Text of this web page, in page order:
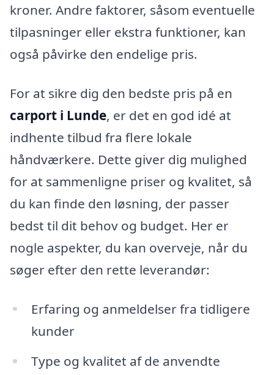
kroner. Andre faktorer, såsom eventuelle
tilpasninger eller ekstra funktioner, kan
også påvirke den endelige pris.
For at sikre dig den bedste pris på en
carport i Lunde, er det en god idé at
indhente tilbud fra flere lokale
håndværkere. Dette giver dig mulighed
for at sammenligne priser og kvalitet, så
du kan finde den løsning, der passer
bedst til dit behov og budget. Her er
nogle aspekter, du kan overveje, når du
søger efter den rette leverandør:
Erfaring og anmeldelser fra tidligere
kunder
Type og kvalitet af de anvendte